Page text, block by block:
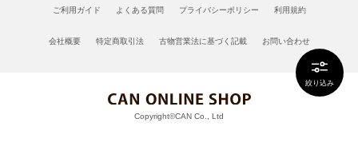
絞り込み
ご利用ガイド よくある質問 プライバシーポリシー 利用規約
会社概要 特定商取引法 古物営業法に基づく記載 お問い合わせ
Copyright©CAN Co., Ltd